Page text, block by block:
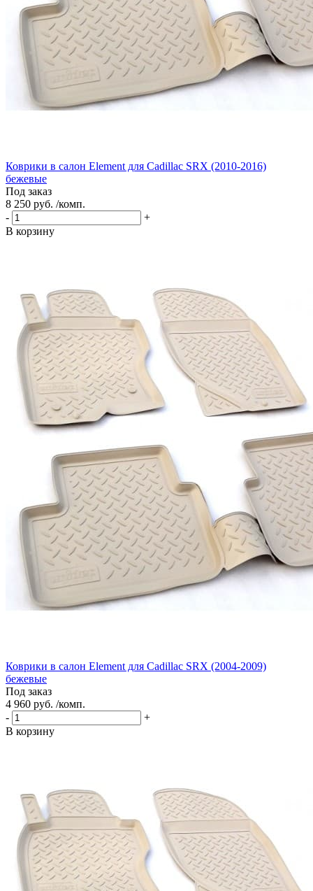
Коврики в салон Element для Cadillac SRX (2010-2016)
бежевые
Под заказ
8 250 руб. /комп.
-
+
В корзину
Коврики в салон Element для Cadillac SRX (2004-2009)
бежевые
Под заказ
4 960 руб. /комп.
-
+
В корзину